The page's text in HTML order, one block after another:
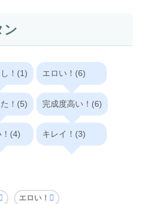
ン
！(1) エロい！(6)
！(5) 完成度高い！(6)
(4) キレイ！(3)
エロい！